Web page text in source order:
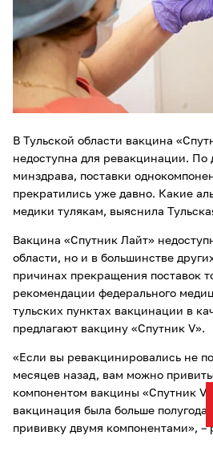
В Тульской области вакцина
недоступна для ревакцинации. По
минздрава, поставки
прекратились уже давно. Какие
медики тулякам, выяснила
Вакцина «Спутник Лайт»
области, но и в большинстве
причинах прекращения поставок
рекомендации федерального
тульских пунктах вакцинации в
предлагают вакцину «Спутник V».
«Если вы ревакцинировались не
месяцев назад, вам можно
компонентом вакцины «Спутник
вакцинация была больше полугода
прививку двумя компонентами», –